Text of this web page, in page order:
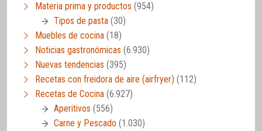
Materia prima y productos (954)
Tipos de pasta (30)
Muebles de cocina (18)
Noticias gastronómicas (6.930)
Nuevas tendencias (395)
Recetas con freidora de aire (airfryer) (112)
Recetas de Cocina (6.927)
Aperitivos (556)
Carne y Pescado (1.030)